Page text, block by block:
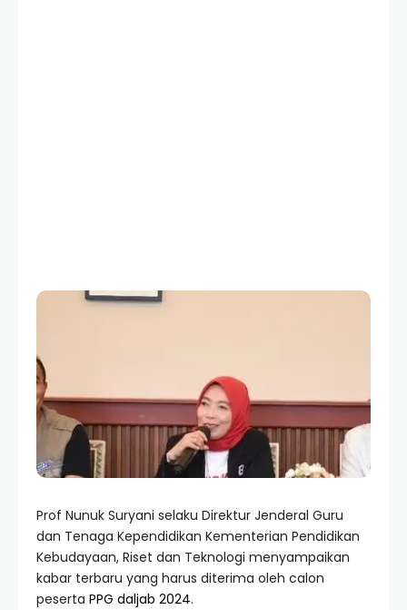
Prof Nunuk Suryani selaku Direktur Jenderal Guru
dan Tenaga Kependidikan Kementerian Pendidikan
Kebudayaan, Riset dan Teknologi menyampaikan
kabar terbaru yang harus diterima oleh calon
peserta PPG daljab 2024.